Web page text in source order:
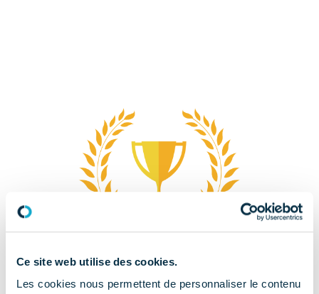
Ce site web utilise des cookies.
Les cookies nous permettent de personnaliser le contenu